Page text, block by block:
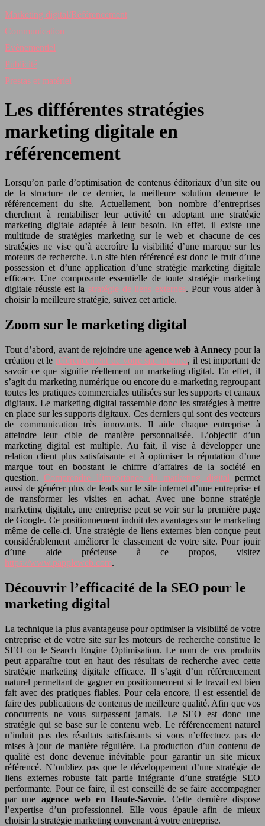
Marketing digital/Référencement
Communication
Evènementiel
Publicité
Prestas et matériel
Les différentes stratégies
marketing digitale en
référencement
Lorsqu’on parle d’optimisation de contenus éditoriaux d’un site ou
de la structure de ce dernier, la meilleure solution demeure le
référencement du site. Actuellement, bon nombre d’entreprises
cherchent à rentabiliser leur activité en adoptant une stratégie
marketing digitale adaptée à leur besoin. En effet, il existe une
multitude de stratégies marketing sur le web et chacune de ces
stratégies ne vise qu’à accroître la visibilité d’une marque sur les
moteurs de recherche. Un site bien référencé est donc le fruit d’une
possession et d’une application d’une stratégie marketing digitale
efficace. Une composante essentielle de toute stratégie marketing
digitale réussie est la stratégie de liens externes. Pour vous aider à
choisir la meilleure stratégie, suivez cet article.
Zoom sur le marketing digital
Tout d’abord, avant de rejoindre une agence web à Annecy pour la
création et le référencement de votre site internet, il est important de
savoir ce que signifie réellement un marketing digital. En effet, il
s’agit du marketing numérique ou encore du e-marketing regroupant
toutes les pratiques commerciales utilisées sur les supports et canaux
digitaux. Le marketing digital rassemble donc les stratégies à mettre
en place sur les supports digitaux. Ces derniers qui sont des vecteurs
de communication très innovants. Il aide chaque entreprise à
atteindre leur cible de manière personnalisée. L’objectif d’un
marketing digital est multiple. Au fait, il vise à développer une
relation client plus satisfaisante et à optimiser la réputation d’une
marque tout en boostant le chiffre d’affaires de la société en
question.Comprendre l’importance du marketing digital permet
aussi de générer plus de leads sur le site internet d’une entreprise et
de transformer les visites en achat. Avec une bonne stratégie
marketing digitale, une entreprise peut se voir sur la première page
de Google. Ce positionnement induit des avantages sur le marketing
même de celle-ci. Une stratégie de liens externes bien conçue peut
considérablement améliorer le classement de votre site. Pour jouir
d’une aide précieuse à ce propos, visitez
https://www.pappleweb.com.
Découvrir l’efficacité de la SEO pour le
marketing digital
La technique la plus avantageuse pour optimiser la visibilité de votre
entreprise et de votre site sur les moteurs de recherche constitue le
SEO ou le Search Engine Optimisation. Le nom de vos produits
peut apparaître tout en haut des résultats de recherche avec cette
stratégie marketing digitale efficace. Il s’agit d’un référencement
naturel permettant de gagner en positionnement si le travail est bien
fait avec des pratiques fiables. Pour cela encore, il est essentiel de
faire des publications de contenus de meilleure qualité. Afin que vos
concurrents ne vous surpassent jamais. Le SEO est donc une
stratégie qui se base sur le contenu web. Le référencement naturel
n’induit pas des résultats satisfaisants si vous n’effectuez pas de
mises à jour de manière régulière. La production d’un contenu de
qualité est donc devenue inévitable pour garantir un site mieux
référencé. N’oubliez pas que le développement d’une stratégie de
liens externes robuste fait partie intégrante d’une stratégie SEO
performante. Pour ce faire, il est conseillé de se faire accompagner
par une agence web en Haute-Savoie. Cette dernière dispose
l’expertise d’un professionnel. Elle vous épaule afin de mieux
choisir la stratégie marketing convenant à votre entreprise.